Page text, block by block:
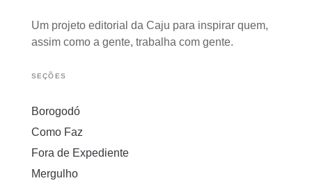
Um projeto editorial da Caju para inspirar quem,
assim como a gente, trabalha com gente.
SEÇÕES
Borogodó
Como Faz
Fora de Expediente
Mergulho